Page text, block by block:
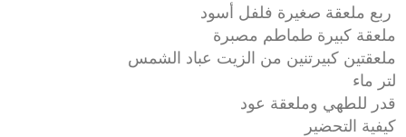
ربع ملعقة صغيرة فلفل أسود
ملعقة كبيرة طماطم مصبرة
ملعقتين كبيرتنين من الزيت عباد الشمس
لتر ماء
قدر للطهي وملعقة عود
كيفية التحضير